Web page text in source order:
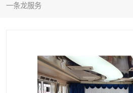
一条龙服务